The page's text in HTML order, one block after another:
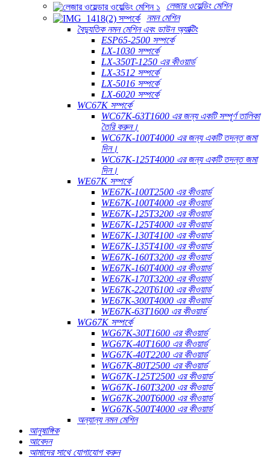
লেজার ওয়েল্ডিং মেশিন
নমন মেশিন
বৈদ্যুতিক নমন মেশিন এবং ডাউন অ্যাক্টিং
ESP65-2500 সম্পর্কে
LX-1030 সম্পর্কে
LX-350T-1250 এর কীওয়ার্ড
LX-3512 সম্পর্কে
LX-5016 সম্পর্কে
LX-6020 সম্পর্কে
WC67K সম্পর্কে
WC67K-63T1600 এর জন্য একটি সম্পূর্ণ তালিকা
তৈরি করুন।
WC67K-100T4000 এর জন্য একটি তদন্ত জমা
দিন।
WC67K-125T4000 এর জন্য একটি তদন্ত জমা
দিন।
WE67K সম্পর্কে
WE67K-100T2500 এর কীওয়ার্ড
WE67K-100T4000 এর কীওয়ার্ড
WE67K-125T3200 এর কীওয়ার্ড
WE67K-125T4000 এর কীওয়ার্ড
WE67K-130T4100 এর কীওয়ার্ড
WE67K-135T4100 এর কীওয়ার্ড
WE67K-160T3200 এর কীওয়ার্ড
WE67K-160T4000 এর কীওয়ার্ড
WE67K-170T3200 এর কীওয়ার্ড
WE67K-220T6100 এর কীওয়ার্ড
WE67K-300T4000 এর কীওয়ার্ড
WE67K-63T1600 এর কীওয়ার্ড
WG67K সম্পর্কে
WG67K-30T1600 এর কীওয়ার্ড
WG67K-40T1600 এর কীওয়ার্ড
WG67K-40T2200 এর কীওয়ার্ড
WG67K-80T2500 এর কীওয়ার্ড
WG67K-125T2500 এর কীওয়ার্ড
WG67K-160T3200 এর কীওয়ার্ড
WG67K-200T6000 এর কীওয়ার্ড
WG67K-500T4000 এর কীওয়ার্ড
অন্যান্য নমন মেশিন
আনুষাঙ্গিক
আবেদন
আমাদের সাথে যোগাযোগ করুন